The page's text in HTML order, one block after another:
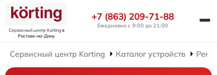
Сервисный центр Kortingв
Ростове-на-Дону
+7 (863) 209-71-88
Ежедневно с 9:00 до 21:00
Сервисный центр Korting Каталог устройств